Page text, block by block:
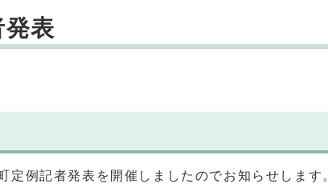
表
例記者発表を開催しましたのでお知らせします